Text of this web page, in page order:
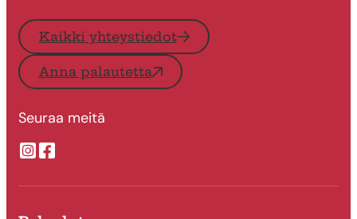
Kaikki yhteystiedot
Anna palautetta
Seuraa meitä
Suonenjoen kaupungin Instragram
Suonenjoen kaupungin Facebook